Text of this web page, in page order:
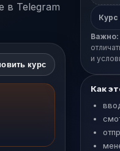
в Telegram
курс
Важно:
и
Как